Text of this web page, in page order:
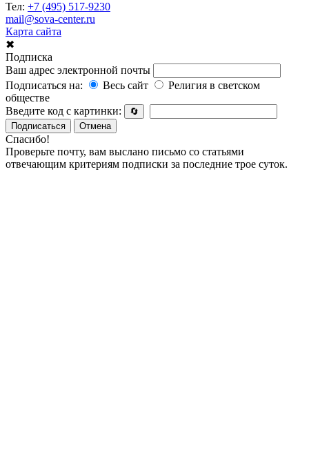
Тел: +7 (495) 517-9230
mail@sova-center.ru
Карта сайта
✖
Подписка
Ваш адрес электронной почты
Подписаться на:
Весь сайт
Религия в светском
обществе
Введите код с картинки:
🔄
Подписаться
Отмена
Спасибо!
Проверьте почту, вам выслано письмо со статьями
отвечающим критериям подписки за последние трое суток.